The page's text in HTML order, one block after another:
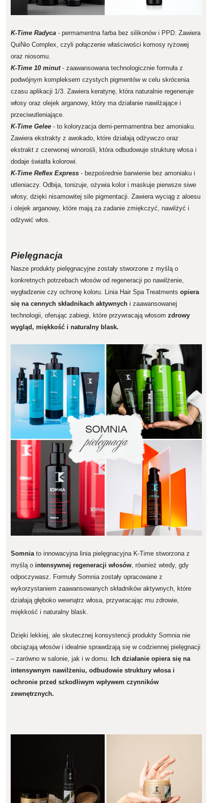
K-Time Radyca - permamentna farba bez silikonów i PPD. Zawiera
QuiNio Complex, czyli połączenie właściwości komosy ryżowej
oraz niosomu.
K-Time 10 minut- zaawansowana technologicznie formuła z
podwójnym kompleksem czystych pigmentów w celu skrócenia
czasu aplikacji 1/3. Zawiera keratynę, która naturalnie regeneruje
włosy oraz olejek arganowy, który ma działanie nawilżające i
przeciwutleniające.
K-Time Gelee - to koloryzacja demi-permamentna bez amoniaku.
Zawiera ekstrakty z awokado, które działają odżywczo oraz
ekstrakt z czerwonej winorośli, która odbudowuje strukturę włosa i
dodaje światła kolorowi.
K-Time Reflex Express - bezpośrednie barwienie bez amoniaku i
utleniaczy. Odbija, tonizuje, ożywia kolor i maskuje pierwsze siwe
włosy, dzięki nisamowitej sile pigmentacji. Zawiera wyciąg z aloesu
i olejek arganowy, które mają za zadanie zmiękczyć, nawilżyć i
odżywić włos.
Pielęgnacja
Nasze produkty pielęgnacyjne zostały stworzone z myślą o
konkretnych potrzebach włosów od regeneracji po nawilżenie,
wygładzenie czy ochronę koloru. Linia Hair Spa Treatments opiera
się na cennych składnikach aktywnych i zaawansowanej
technologii, oferując zabiegi, które przywracają włosom zdrowy
wygląd, miękkość i naturalny blask.
Somniato innowacyjna linia pielęgnacyjna K-Time stworzona z
myślą o intensywnej regeneracji włosów, również wtedy, gdy
odpoczywasz. Formuły Somnia zostały opracowane z
wykorzystaniem zaawansowanych składników aktywnych, które
działają głęboko wewnątrz włosa, przywracając mu zdrowie,
miękkość i naturalny blask.
Dzięki lekkiej, ale skutecznej konsystencji produkty Somnia nie
obciążają włosów i idealnie sprawdzają się w codziennej pielęgnacji
– zarówno w salonie, jak i w domu. Ich działanie opiera się na
intensywnym nawilżeniu, odbudowie struktury włosa i
ochronie przed szkodliwym wpływem czynników
zewnętrznych.